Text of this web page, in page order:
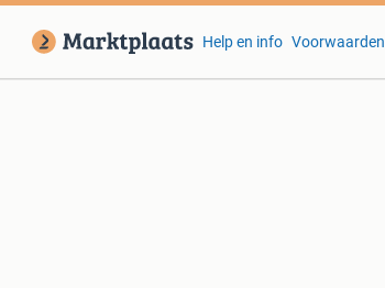
Help en info Voorwaarden